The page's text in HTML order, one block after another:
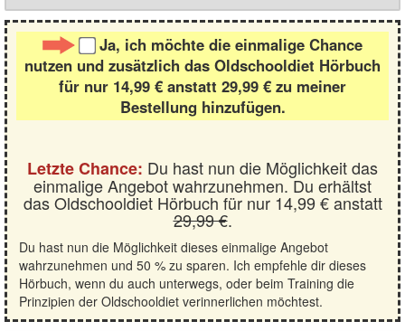
Ja, ich möchte die einmalige Chance
nutzen und zusätzlich das Oldschooldiet Hörbuch
für nur 14,99 € anstatt 29,99 € zu meiner
Bestellung hinzufügen.
Letzte Chance: Du hast nun die Möglichkeit das
einmalige Angebot wahrzunehmen. Du erhältst
das Oldschooldiet Hörbuch für nur 14,99 € anstatt
29,99 €.
Du hast nun die Möglichkeit dieses einmalige Angebot
wahrzunehmen und 50 % zu sparen. Ich empfehle dir dieses
Hörbuch, wenn du auch unterwegs, oder beim Training die
Prinzipien der Oldschooldiet verinnerlichen möchtest.